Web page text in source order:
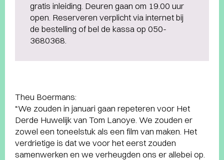
gratis inleiding. Deuren gaan om 19.00 uur
open. Reserveren verplicht via internet bij
de bestelling of bel de kassa op 050-
3680368.
Theu Boermans:
“We zouden in januari gaan repeteren voor Het
Derde Huwelijk van Tom Lanoye. We zouden er
zowel een toneelstuk als een film van maken. Het
verdrietige is dat we voor het eerst zouden
samenwerken en we verheugden ons er allebei op.